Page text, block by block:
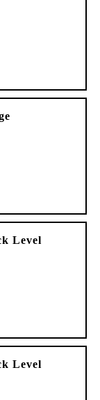
Level
Level